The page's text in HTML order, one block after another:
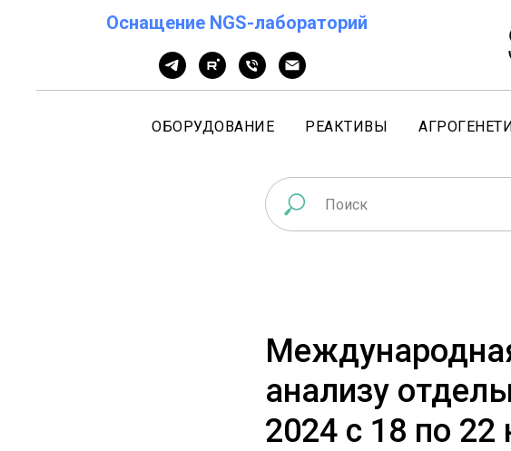
Оснащение NGS-лабораторий
ОБОРУДОВАНИЕ РЕАКТИВЫ
анализу
2024 с 18 по 22